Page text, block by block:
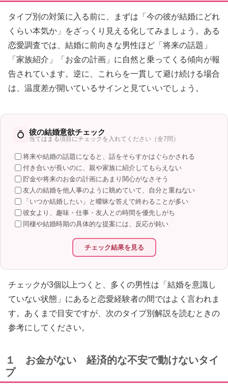
タイプ別の対策に入る前に、まずは「今の彼が結婚にどれ
くらい本気か」をざっくり見える化してみましょう。ある
恋愛調査では、結婚に前向きな男性ほど「将来の話題」
「家族紹介」「お金の計画」に自然と乗ってくる傾向が報
告されています。逆に、これらを一貫して避け続ける場合
は、温度差が開いているサインと見ていいでしょう。
💍 彼の結婚意欲チェック
当てはまる項目にチェックを入れてください（全7問）
将来や結婚の話題になると、話をそらすかはぐらかされる
付き合いが長いのに、親や家族に紹介してもらえない
貯金や将来のお金の計画にあまり関心がなさそう
友人の結婚を他人事のように眺めていて、自分と重ねない
「いつか結婚したい」と曖昧な答えで終わることが多い
彼女より、趣味・仕事・友人との時間を優先しがち
同棲や結婚時期の具体的な提案には、反応が鈍い
チェック結果を見る
チェックが3個以上つくと、多くの男性は「結婚を意識し
ていない状態」にあると恋愛経験者の間ではよく言われま
す。あくまで目安ですが、次のタイプ別解説を読むときの
参考にしてください。
１ お金がない 経済的な不安で動けないタイ
プ